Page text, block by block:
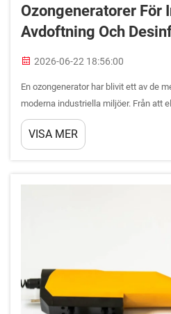
Ozongeneratorer För
Avdoftning Och
2026-06-22 18:56:00
En ozongenerator har blivit ett av de
moderna industriella miljöer. Från att
tillverkningsanläggningar till att
mikroorganismer i anläggningar för
VISA MER